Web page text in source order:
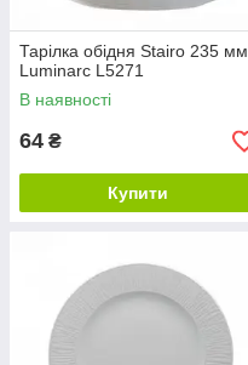
Тарілка обідня Stairo 235 мм
Luminarc L5271
В наявності
64 ₴
Купити